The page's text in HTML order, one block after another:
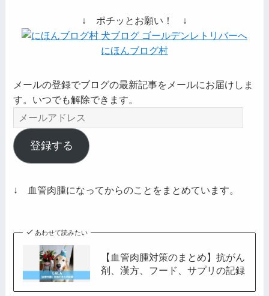
↓ ポチッとお願い！ ↓
にほんブログ村
メールの登録でブログの最新記事をメールにお届けしま
す。いつでも解除できます。
メ
ー
ル
ア
レ
登録する
↓ 血管肉腫になってからのことをまとめています。
あわせて読みたい
【血管肉腫対策のまとめ】抗がん
剤、漢方、フード、サプリの記録